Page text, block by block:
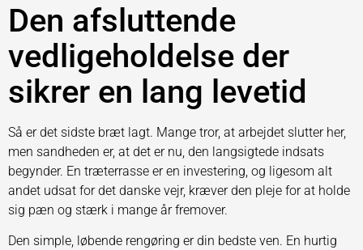
Den afsluttende
vedligeholdelse der
sikrer en lang levetid
Så er det sidste bræt lagt. Mange tror, at arbejdet slutter her,
men sandheden er, at det er nu, den langsigtede indsats
begynder. En træterrasse er en investering, og ligesom alt
andet udsat for det danske vejr, kræver den pleje for at holde
sig pæn og stærk i mange år fremover.
Den simple, løbende rengøring er din bedste ven. En hurtig